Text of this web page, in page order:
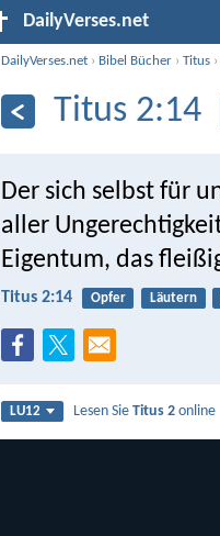
DailyVerses.net
DailyVerses.net › Bibel Bücher ›Titus
Titus 2:14
Der sich selbst für
aller
Eigentum, das
Titus 2:14 Opfer Läutern
LU12 Lesen SieTitus 2 online